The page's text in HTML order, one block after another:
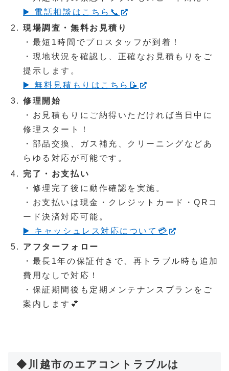
▶️ 電話相談はこちら📞
現場調査・無料お見積り
・最短1時間でプロスタッフが到着！
・現地状況を確認し、正確なお見積もりをご
提示します。
▶️ 無料見積もりはこちら📝
修理開始
・お見積もりにご納得いただければ当日中に
修理スタート！
・部品交換、ガス補充、クリーニングなどあ
らゆる対応が可能です。
完了・お支払い
・修理完了後に動作確認を実施。
・お支払いは現金・クレジットカード・QRコ
ード決済対応可能。
▶️ キャッシュレス対応について💳
アフターフォロー
・最長1年の保証付きで、再トラブル時も追加
費用なしで対応！
・保証期間後も定期メンテナンスプランをご
案内します💕
◆川越市のエアコントラブルは